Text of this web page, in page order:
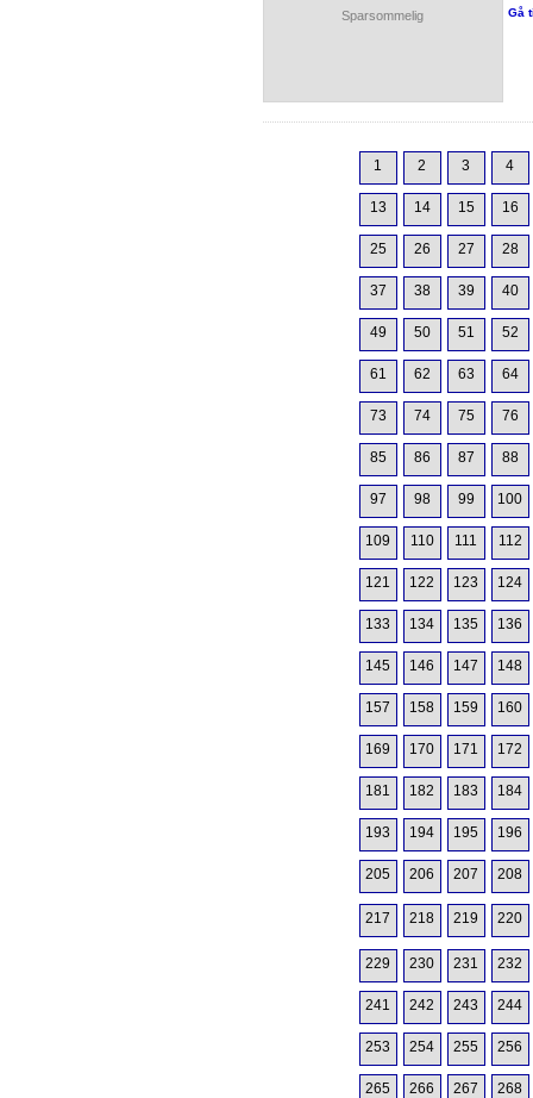
Sparsommelig
Gå
1 2 3 4
13 14 15 16
25 26 27 28
37 38 39 40
49 50 51 52
61 62 63 64
73 74 75 76
85 86 87 88
97 98 99 100
109 110 111 112
121 122 123 124
133 134 135 136
145 146 147 148
157 158 159 160
169 170 171 172
181 182 183 184
193 194 195 196
205 206 207 208
217 218 219 220
229 230 231 232
241 242 243 244
253 254 255 256
265 266 267 268